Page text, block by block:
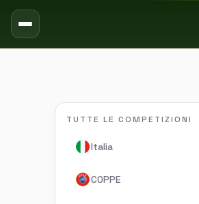
TUTTE LE COMPETIZIONI
Italia
COPPE